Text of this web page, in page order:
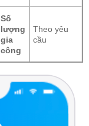
Số
lượng
gia
công
Theo yêu
cầu